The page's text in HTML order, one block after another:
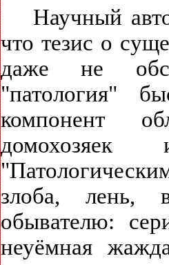
Научный
что тезис о
даже не
"патология"
компонент
злоба, лень,
обывателю:
неуёмная